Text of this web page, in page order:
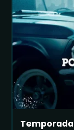
Temporada